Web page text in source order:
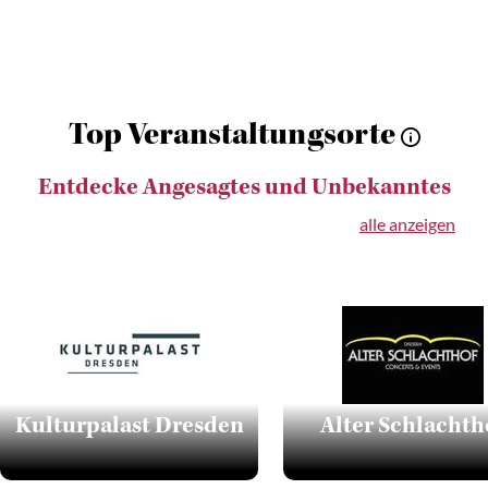
Top Veranstaltungsorte
Entdecke Angesagtes und Unbekanntes
alle anzeigen
Kulturpalast Dresden Alter